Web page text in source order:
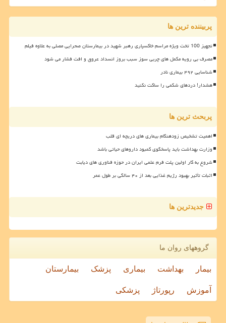
پربیننده ترین ها
تجهیز 100 تخت ویژه مراسم خاکسپاری رهبر شهید در بیمارستان صحرایی مصلی به علاوه فیلم
مصرف بی رویه مکمل های چربی سوز سبب بروز انسداد عروق و افت فشار می شود
شناسایی ۴۹۲ بیماری نادر
هشدار! دردهای شکمی را ساکت نکنید
پربحث ترین ها
اهمیت تشخیص زودهنگام بیماری های دریچه ای قلب
وزارت بهداشت باید پاسخگوی کمبود داروهای حیاتی باشد
شروع به کار اولین پلت فرم علمی ایران در حوزه فناوری های دیابت
اثبات تأثیر بهبود رژیم غذایی بعد از ۴۰ سالگی بر طول عمر
جدیدترین ها
گروههای روان ما
بیمار بهداشت بیماری پزشک بیمارستان
آموزش رپورتاژ پزشکی